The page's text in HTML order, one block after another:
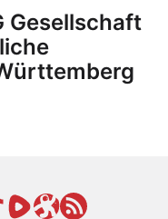
Gesellschaft